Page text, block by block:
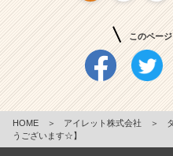
このペー
HOME ＞ アイレット株式会社 ＞
うございます☆】